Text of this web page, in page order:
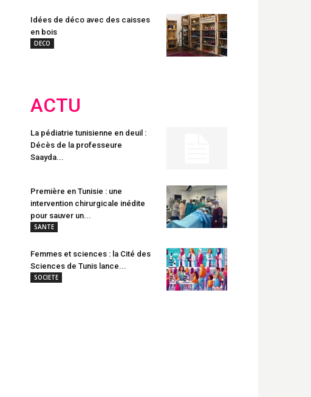
Idées de déco avec des caisses
en bois
DECO
ACTU
La pédiatrie tunisienne en deuil :
Décès de la professeure
Saayda...
Première en Tunisie : une
intervention chirurgicale inédite
pour sauver un...
SANTE
Femmes et sciences : la Cité des
Sciences de Tunis lance...
SOCIETE